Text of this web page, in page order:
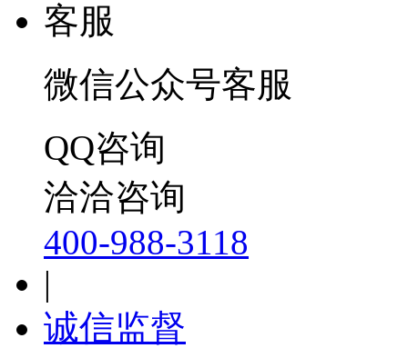
客服
微信公众号客服
QQ咨询
洽洽咨询
400-988-3118
|
诚信监督